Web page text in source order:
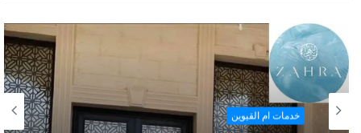
خدمات ام القيوين